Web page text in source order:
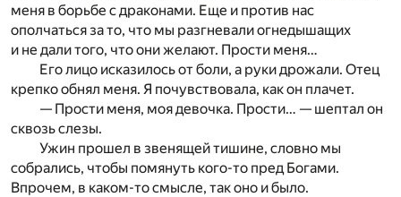
меня в борьбе с драконами. Еще и против нас
ополчаться за то, что мы разгневали огнедышащих
и не дали того, что они желают. Прости меня…
Его лицо исказилось от боли, а руки дрожали. Отец
крепко обнял меня. Я почувствовала, как он плачет.
— Прости меня, моя девочка. Прости… — шептал он
сквозь слезы.
Ужин прошел в звенящей тишине, словно мы
собрались, чтобы помянуть кого-то пред Богами.
Впрочем, в каком-то смысле, так оно и было.